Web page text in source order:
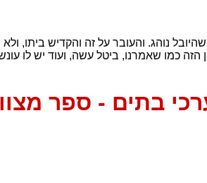
נוהג. והעובר על זה והקדיש ביתו, ולא
כמו שאמרנו, ביטל עשה, ועוד יש לו
בתים - ספר